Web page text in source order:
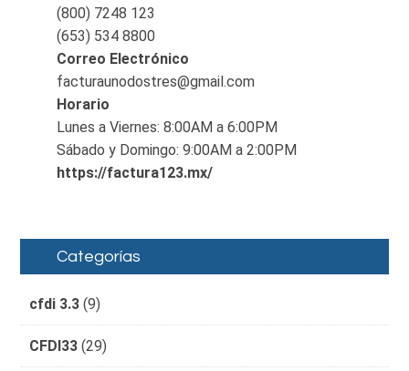
(800) 7248 123
(653) 534 8800
Correo Electrónico
facturaunodostres@gmail.com
Horario
Lunes a Viernes: 8:00AM a 6:00PM
Sábado y Domingo: 9:00AM a 2:00PM
https://factura123.mx/
Categorías
cfdi 3.3 (9)
CFDI33 (29)